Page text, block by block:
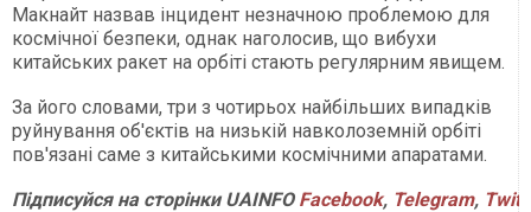
Макнайт назвав інцидент незначною проблемою для
космічної безпеки, однак наголосив, що вибухи
китайських ракет на орбіті стають регулярним явищем.
За його словами, три з чотирьох найбільших випадків
руйнування об'єктів на низькій навколоземній орбіті
пов'язані саме з китайськими космічними апаратами.
ПідписуйсянасторінкиUAINFO Facebook, Telegram,